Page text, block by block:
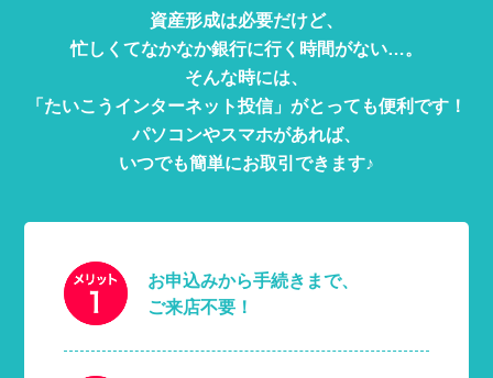
資産形成は必要だけど、
忙しくてなかなか銀行に行く時間がない…。
そんな時には、
「たいこうインターネット投信」がとっても便利です！
パソコンやスマホがあれば、
いつでも簡単にお取引できます♪
お申込みから手続きまで、
ご来店不要！